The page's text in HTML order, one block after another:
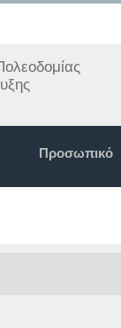
Προσωπικό